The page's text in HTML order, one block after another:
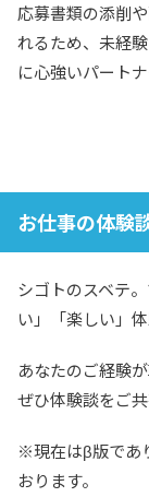
応募書類の添削
れるため、未経
に心強いパート
お仕事の体験
シゴトのスベテ
い」「楽しい」
あなたのご経験
ぜひ体験談をご共
※現在はβ版であ
おります。